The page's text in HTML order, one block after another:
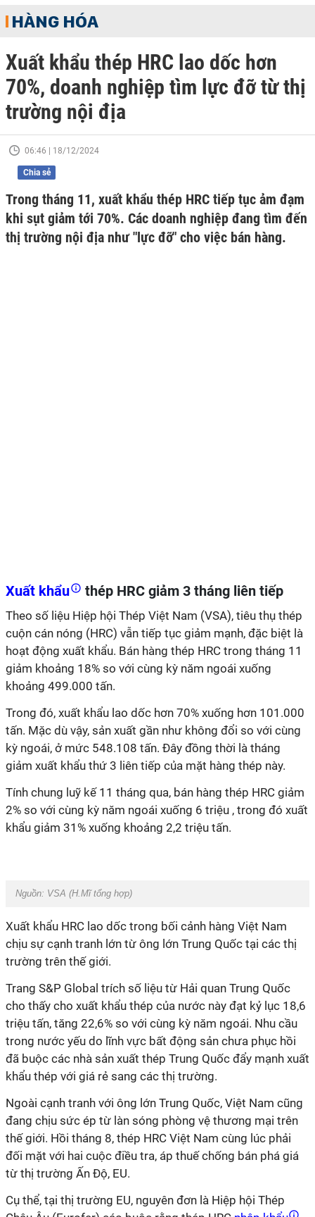
HÀNG HÓA
Xuất khẩu thép HRC lao dốc hơn
70%, doanh nghiệp tìm lực đỡ từ thị
trường nội địa
06:46 | 18/12/2024
Chia sẻ
Trong tháng 11, xuất khẩu thép HRC tiếp tục ảm đạm
khi sụt giảm tới 70%. Các doanh nghiệp đang tìm đến
thị trường nội địa như "lực đỡ" cho việc bán hàng.
Xuất khẩu thép HRC giảm 3 tháng liên tiếp
Theo số liệu Hiệp hội Thép Việt Nam (VSA), tiêu thụ thép
cuộn cán nóng (HRC) vẫn tiếp tục giảm mạnh, đặc biệt là
hoạt động xuất khẩu. Bán hàng thép HRC trong tháng 11
giảm khoảng 18% so với cùng kỳ năm ngoái xuống
khoảng 499.000 tấn.
Trong đó, xuất khẩu lao dốc hơn 70% xuống hơn 101.000
tấn. Mặc dù vậy, sản xuất gần như không đổi so với cùng
kỳ ngoái, ở mức 548.108 tấn. Đây đồng thời là tháng
giảm xuất khẩu thứ 3 liên tiếp của mặt hàng thép này.
Tính chung luỹ kế 11 tháng qua, bán hàng thép HRC giảm
2% so với cùng kỳ năm ngoái xuống 6 triệu , trong đó xuất
khẩu giảm 31% xuống khoảng 2,2 triệu tấn.
Nguồn: VSA (H.Mĩ tổng hợp)
Xuất khẩu HRC lao dốc trong bối cảnh hàng Việt Nam
chịu sự cạnh tranh lớn từ ông lớn Trung Quốc tại các thị
trường trên thế giới.
Trang S&P Global trích số liệu từ Hải quan Trung Quốc
cho thấy cho xuất khẩu thép của nước này đạt kỷ lục 18,6
triệu tấn, tăng 22,6% so với cùng kỳ năm ngoái. Nhu cầu
trong nước yếu do lĩnh vực bất động sản chưa phục hồi
đã buộc các nhà sản xuất thép Trung Quốc đẩy mạnh xuất
khẩu thép với giá rẻ sang các thị trường.
Ngoài cạnh tranh với ông lớn Trung Quốc, Việt Nam cũng
đang chịu sức ép từ làn sóng phòng vệ thương mại trên
thế giới. Hồi tháng 8, thép HRC Việt Nam cùng lúc phải
đối mặt với hai cuộc điều tra, áp thuế chống bán phá giá
từ thị trường Ấn Độ, EU.
Cụ thể, tại thị trường EU, nguyên đơn là Hiệp hội Thép